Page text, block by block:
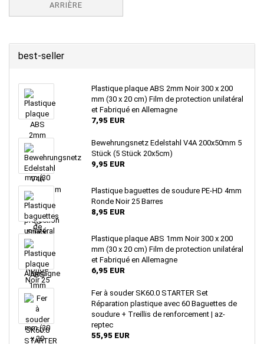
ARRIÈRE
best-seller
Plastique plaque ABS 2mm Noir 300 x 200
mm (30 x 20 cm) Film de protection unilatéral
et Fabriqué en Allemagne
7,95 EUR
Bewehrungsnetz Edelstahl V4A 200x50mm 5
Stück (5 Stück 20x5cm)
9,95 EUR
Plastique baguettes de soudure PE-HD 4mm
Ronde Noir 25 Barres
8,95 EUR
Plastique plaque ABS 1mm Noir 300 x 200
mm (30 x 20 cm) Film de protection unilatéral
et Fabriqué en Allemagne
6,95 EUR
Fer à souder SK60.0 STARTER Set
Réparation plastique avec 60 Baguettes de
soudure + Treillis de renforcement | az-
reptec
55,95 EUR